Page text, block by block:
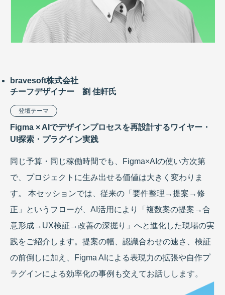
bravesoft株式会社
チーフデザイナー 劉 佳軒氏
登壇テーマ
Figma × AIでデザインプロセスを再設計するワイヤー・
UI探索・プラグイン実践
同じ予算・同じ稼働時間でも、Figma×AIの使い方次第
で、プロジェクトに生み出せる価値は大きく変わりま
す。 本セッションでは、従来の「要件整理→提案→修
正」というフローが、AI活用により「複数案の提案→合
意形成→UX検証→改善の深掘り」へと進化した現場の実
践をご紹介します。提案の幅、認識合わせの速さ、検証
の前倒しに加え、Figma AIによる表現力の拡張や自作プ
ラグインによる効率化の事例も交えてお話しします。